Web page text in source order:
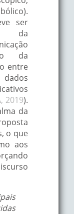
ser
da
da
entre
2019).
da
o que
aos